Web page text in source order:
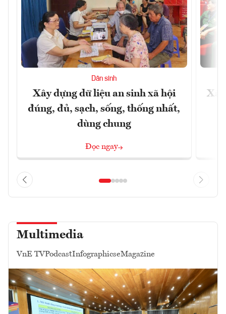
Dân sinh
Xây dựng dữ liệu an sinh xã hội
đúng, đủ, sạch, sống, thống nhất,
dùng chung
Đọc ngay
Multimedia
VnE TVPodcastInfographicseMagazine